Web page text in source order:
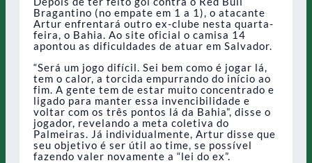
Bragantino (no empate em 1 a 1), o atacante
Artur enfrentará outro ex-clube nesta quarta-
feira, o Bahia. Ao site oficial o camisa 14
apontou as dificuldades de atuar em Salvador.
“Será um jogo difícil. Sei bem como é jogar lá,
tem o calor, a torcida empurrando do início ao
fim. A gente tem de estar muito concentrado e
ligado para manter essa invencibilidade e
voltar com os três pontos lá da Bahia”, disse o
jogador, revelando a meta coletiva do
Palmeiras. Já individualmente, Artur disse que
seu objetivo é ser útil ao time, se possível
fazendo valer novamente a “lei do ex”.